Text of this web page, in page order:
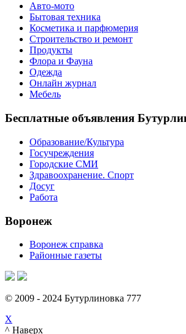
Авто-мото
Бытовая техника
Косметика и парфюмерия
Строительство и ремонт
Продукты
Флора и Фауна
Одежда
Онлайн журнал
Мебель
Бесплатные объявления
Образование/Культура
Госучреждения
Городские СМИ
Здравоохранение. Спорт
Досуг
Работа
Воронеж
Воронеж справка
Районные газеты
© 2009 - 2024 Бутурлиновка 777
X
^ Наверх